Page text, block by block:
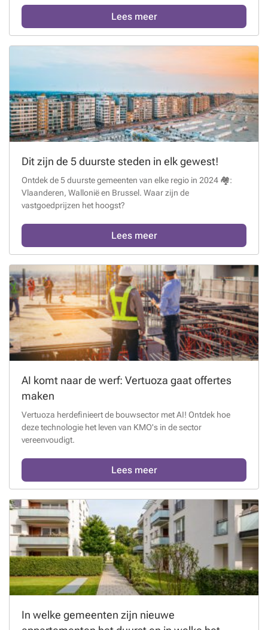
Lees meer
Dit zijn de 5 duurste steden in elk gewest!
Ontdek de 5 duurste gemeenten van elke regio in 2024 🏘️:
Vlaanderen, Wallonië en Brussel. Waar zijn de
vastgoedprijzen het hoogst?
Lees meer
AI komt naar de werf: Vertuoza gaat offertes
maken
Vertuoza herdefinieert de bouwsector met AI! Ontdek hoe
deze technologie het leven van KMO's in de sector
vereenvoudigt.
Lees meer
In welke gemeenten zijn nieuwe